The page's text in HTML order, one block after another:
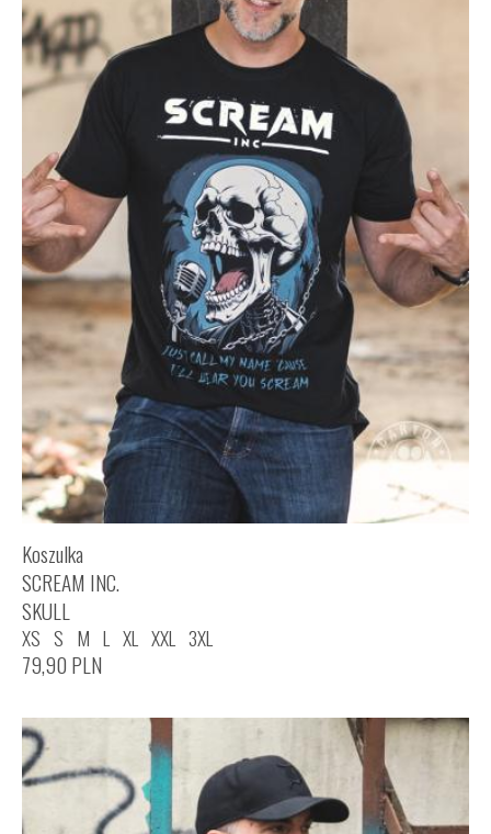
Koszulka
SCREAM INC.
SKULL
XS S M L XL XXL 3XL
79,90 PLN